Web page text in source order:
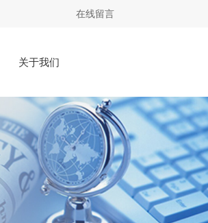
在线留言
关于我们